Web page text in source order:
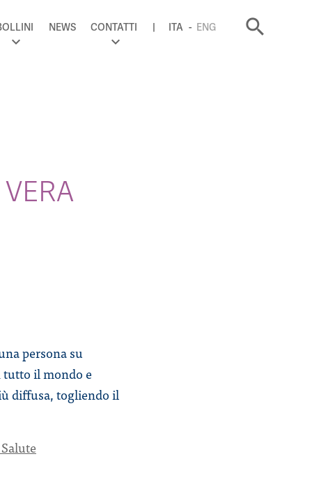
NEWS CONTATTI ITA ENG search
persona su
tutto il mondo e
diffusa, togliendo il